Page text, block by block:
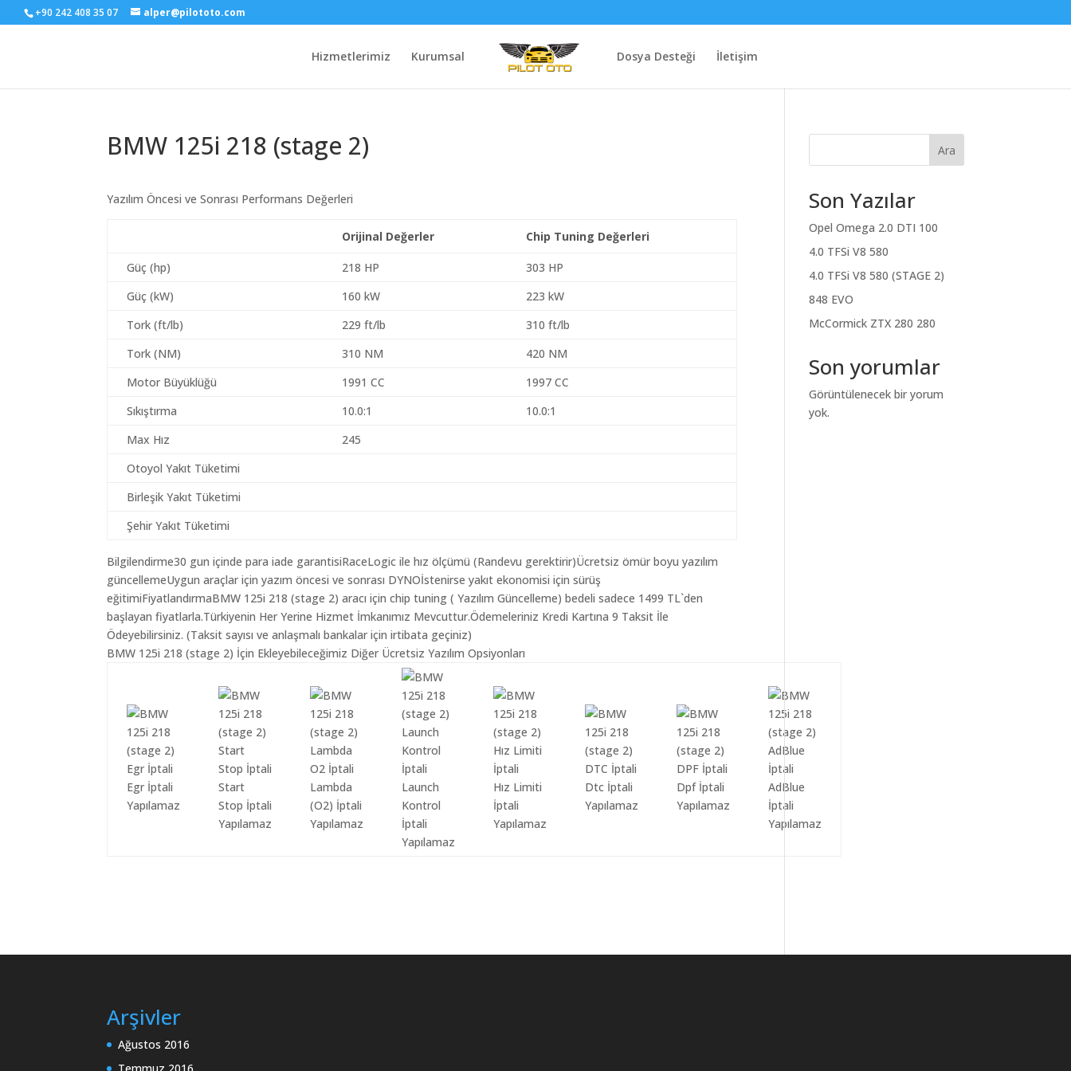
+90 242 408 35 07 alper@pilototo.com
Hizmetlerimiz Kurumsal Dosya Desteği İletişim
BMW 125i 218 (stage 2)
Yazılım Öncesi ve Sonrası Performans Değerleri
Orijinal Değerler Chip Tuning Değerleri
Güç (hp) 218 HP
303 HP
Güç (kW)
160 kW
223 kW
Tork (ft/lb)
229 ft/lb
310 ft/lb
Tork (NM)
310 NM
420 NM
Motor Büyüklüğü
1991 CC
1997 CC
Sıkıştırma
10.0:1
10.0:1
Max Hız
245
Otoyol Yakıt Tüketimi
Birleşik Yakıt Tüketimi
Şehir Yakıt Tüketimi
Bilgilendirme30 gun içinde para iade garantisiRaceLogic ile hız ölçümü (Randevu gerektirir)Ücretsiz ömür boyu yazılım
güncellemeUygun araçlar için yazım öncesi ve sonrası DYNOİstenirse yakıt ekonomisi için sürüş
eğitimiFiyatlandırmaBMW 125i 218 (stage 2) aracı için chip tuning ( Yazılım Güncelleme) bedeli sadece 1499 TL`den
başlayan fiyatlarla.Türkiyenin Her Yerine Hizmet İmkanımız Mevcuttur.Ödemeleriniz Kredi Kartına 9 Taksit İle
Ödeyebilirsiniz. (Taksit sayısı ve anlaşmalı bankalar için irtibata geçiniz)
BMW 125i 218 (stage 2) İçin Ekleyebileceğimiz Diğer Ücretsiz Yazılım Opsiyonları
Egr İptali
Yapılamaz
Start
Stop İptali
Yapılamaz
Lambda
(O2) İptali
Yapılamaz
Launch
Kontrol
İptali
Yapılamaz
Hız Limiti
İptali
Yapılamaz
Dtc İptali
Yapılamaz
Dpf İptali
Yapılamaz
AdBlue
İptali
Yapılamaz
Ara
Son Yazılar
Opel Omega 2.0 DTI 100
4.0 TFSi V8 580
4.0 TFSi V8 580 (STAGE 2)
848 EVO
McCormick ZTX 280 280
Son yorumlar
Görüntülenecek bir yorum
yok.
Arşivler
Ağustos 2016
Temmuz 2016